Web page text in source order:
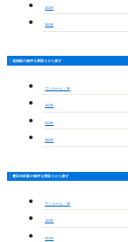
2LDK
3LDK
道徳駅の物件を間取りから探す
ワンルーム・1K
1LDK
2LDK
3LDK
豊田本町駅の物件を間取りから探す
ワンルーム・1K
1LDK
2LDK